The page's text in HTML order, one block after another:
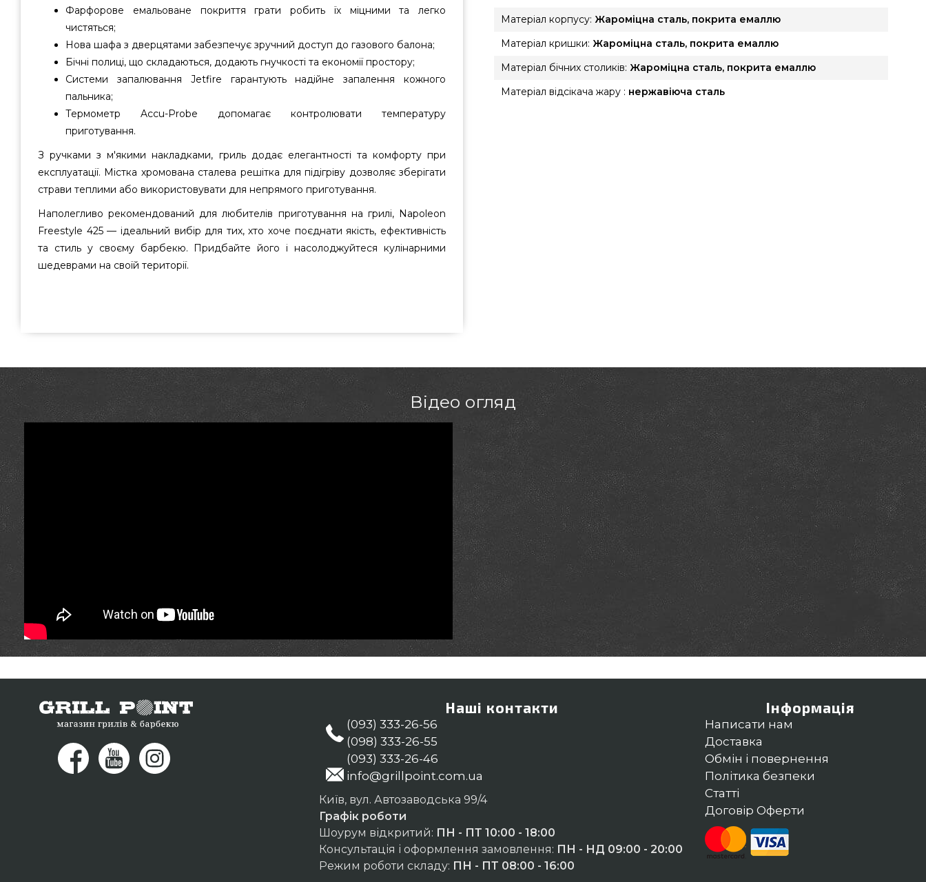
Фарфорове емальоване покриття грати робить їх міцними та легко
чистяться;
Нова шафа з дверцятами забезпечує зручний доступ до газового балона;
Бічні полиці, що складаються, додають гнучкості та економії простору;
Системи запалювання Jetfire гарантують надійне запалення кожного
пальника;
Термометр Accu-Probe допомагає контролювати температуру
приготування.
З ручками з м'якими накладками, гриль додає елегантності та комфорту при
експлуатації. Містка хромована сталева решітка для підігріву дозволяє зберігати
страви теплими або використовувати для непрямого приготування.
Наполегливо рекомендований для любителів приготування на грилі, Napoleon
Freestyle 425 — ідеальний вибір для тих, хто хоче поєднати якість, ефективність
та стиль у своєму барбекю. Придбайте його і насолоджуйтеся кулінарними
шедеврами на своїй території.
магазині грилів GrillPoint. Найкращі пропозиції на Газові грилі в каталозі магазину
337-275 и мы допоможемо вибрати покупцям міст: Вінниця, Нікополь, Дніпропетровськ
Матеріал корпусу: Жароміцна сталь, покрита емаллю
Матеріал кришки: Жароміцна сталь, покрита емаллю
Матеріал бічних столиків: Жароміцна сталь, покрита емаллю
Матеріал відсікача жару : нержавіюча сталь
Відео огляд
Наші контакти
(093) 333-26-56
(098) 333-26-55
(093) 333-26-46
info@grillpoint.com.ua
Київ, вул. Автозаводська 99/4
Графік роботи
Шоурум відкритий: ПН - ПТ 10:00 - 18:00
Консультація і оформлення замовлення: ПН - НД 09:00 - 20:00
Режим роботи складу: ПН - ПТ 08:00 - 16:00
Інформація
Написати нам
Доставка
Обмін і повернення
Політика безпеки
Статті
Договір Оферти